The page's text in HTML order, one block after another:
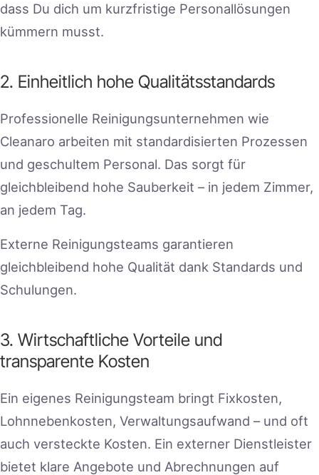
dass Du dich um kurzfristige Personallösungen
kümmern musst.
2. Einheitlich hohe Qualitätsstandards
Professionelle Reinigungsunternehmen wie
Cleanaro arbeiten mit standardisierten Prozessen
und geschultem Personal. Das sorgt für
gleichbleibend hohe Sauberkeit – in jedem Zimmer,
an jedem Tag.
Externe Reinigungsteams garantieren
gleichbleibend hohe Qualität dank Standards und
Schulungen.
3. Wirtschaftliche Vorteile und
transparente Kosten
Ein eigenes Reinigungsteam bringt Fixkosten,
Lohnnebenkosten, Verwaltungsaufwand – und oft
auch versteckte Kosten. Ein externer Dienstleister
bietet klare Angebote und Abrechnungen auf